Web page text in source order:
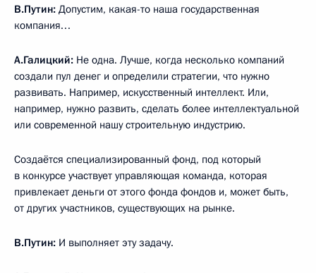
В.Путин: Допустим, какая-то наша государственная
компания…
А.Галицкий: Не одна. Лучше, когда несколько компаний
создали пул денег и определили стратегии, что нужно
развивать. Например, искусственный интеллект. Или,
например, нужно развить, сделать более интеллектуальной
или современной нашу строительную индустрию.
Создаётся специализированный фонд, под который
в конкурсе участвует управляющая команда, которая
привлекает деньги от этого фонда фондов и, может быть,
от других участников, существующих на рынке.
В.Путин: И выполняет эту задачу.